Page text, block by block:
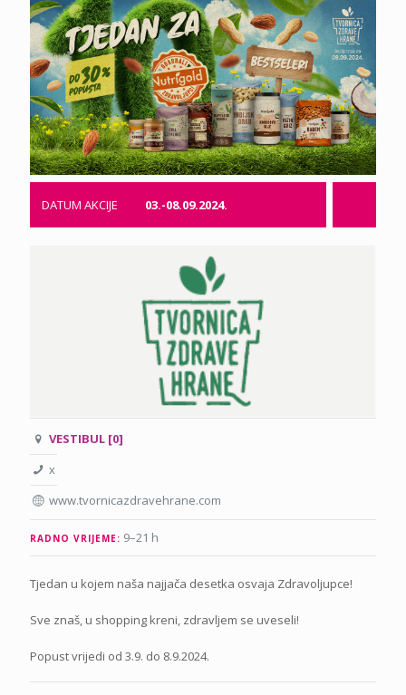
DATUM AKCIJE 03.-08.09.2024.
VESTIBUL [0]
x
www.tvornicazdravehrane.com
RADNO VRIJEME: 9–21 h
Tjedan u kojem naša najjača desetka osvaja Zdravoljupce!
Sve znaš, u shopping kreni, zdravljem se uveseli!
Popust vrijedi od 3.9. do 8.9.2024.